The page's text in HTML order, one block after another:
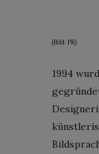
(Bild: PR)
1994